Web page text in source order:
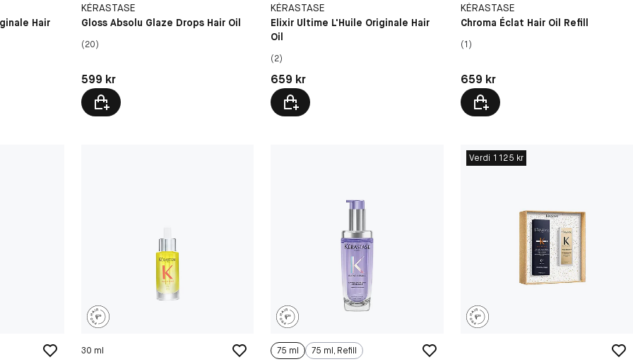
Hair
KÉRASTASE
Gloss Absolu Glaze Drops Hair Oil
(20)
Pris: 599 kr
599 kr
KÉRASTASE
Elixir Ultime L'Huile Originale Hair
Oil
(2)
Pris: 659 kr
659 kr
KÉRASTASE
Chroma Éclat Hair Oil Refill
(1)
Pris: 659 kr
659 kr
30 ml 75 ml 75 ml, Refill
Verdi 1 125 kr